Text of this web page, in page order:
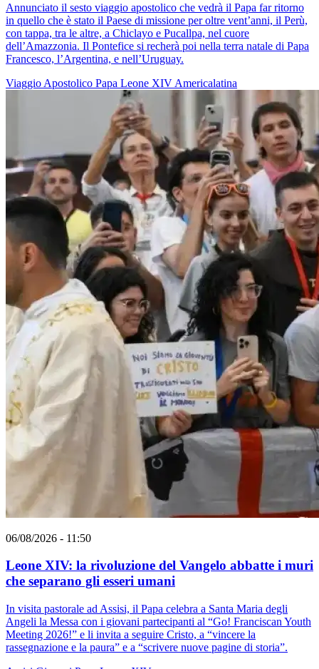
Annunciato il sesto viaggio apostolico che vedrà il Papa far ritorno
in quello che è stato il Paese di missione per oltre vent’anni, il Perù,
con tappa, tra le altre, a Chiclayo e Pucallpa, nel cuore
dell’Amazzonia. Il Pontefice si recherà poi nella terra natale di Papa
Francesco, l’Argentina, e nell’Uruguay.
Viaggio Apostolico Papa Leone XIV Americalatina
06/08/2026 - 11:50
Leone XIV: la rivoluzione del Vangelo abbatte i muri
che separano gli esseri umani
In visita pastorale ad Assisi, il Papa celebra a Santa Maria degli
Angeli la Messa con i giovani partecipanti al “Go! Franciscan Youth
Meeting 2026!” e li invita a seguire Cristo, a “vincere la
rassegnazione e la paura” e a “scrivere nuove pagine di storia”.